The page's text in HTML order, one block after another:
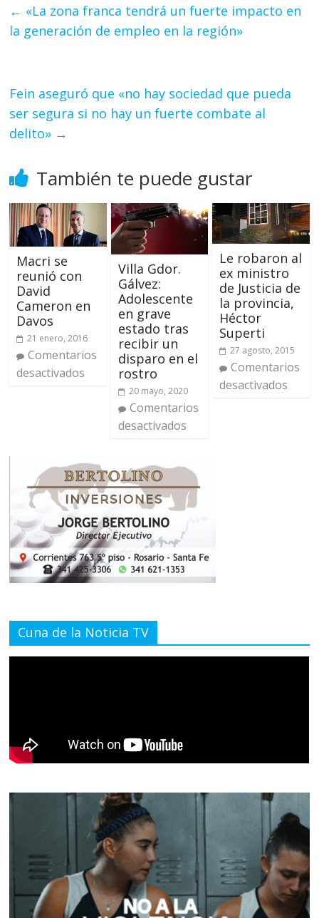
← «La zona franca tendrá un fuerte impacto en
la generación de empleo en la región»
Fein aseguró que «no hay sociedad que pueda
ser segura si no hay un fuerte combate al
delito» →
También te puede gustar
Macri se
reunió con
David
Cameron en
Davos
21 enero, 2016
Comentarios
desactivados
Villa Gdor.
Gálvez:
Adolescente
en grave
estado tras
recibir un
disparo en el
rostro
20 mayo, 2020
Comentarios
desactivados
Le robaron al
ex ministro
de Justicia de
la provincia,
Héctor
Superti
27 agosto, 2015
Comentarios
desactivados
Cuna de la Noticia TV